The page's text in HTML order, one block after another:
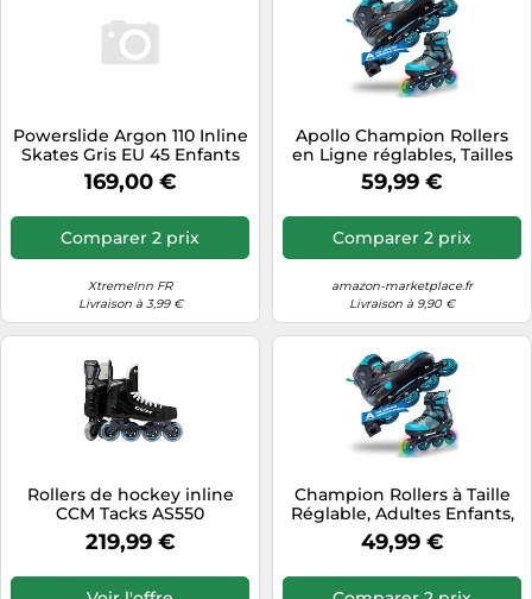
Powerslide Argon 110 Inline
Skates Gris EU 45 Enfants
169,00 €
Comparer 2 prix
XtremeInn FR
Livraison à 3,99 €
Apollo Champion Rollers
en Ligne réglables, Tailles
31 à 42
59,99 €
Comparer 2 prix
amazon-marketplace.fr
Livraison à 9,90 €
Rollers de hockey inline
CCM Tacks AS550
Intermediate EUR 37,5,
Regular
219,99 €
Champion Rollers à Taille
Réglable, Adultes Enfants,
Taille 31-42
49,99 €